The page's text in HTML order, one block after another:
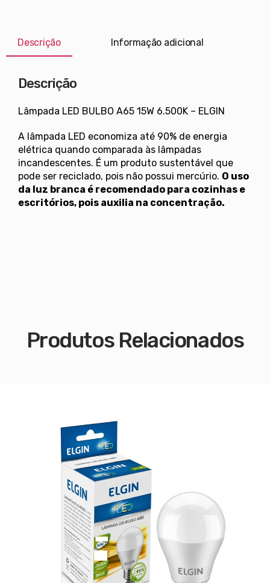
Descrição Informação adicional
Descrição
Lâmpada LED BULBO A65 15W 6.500K – ELGIN
A lâmpada LED economiza até 90% de energia
elétrica quando comparada às lâmpadas
incandescentes. É um produto sustentável que
pode ser reciclado, pois não possui mercúrio. O uso
da luz branca é recomendado para cozinhas e
escritórios, pois auxilia na concentração.
Produtos Relacionados